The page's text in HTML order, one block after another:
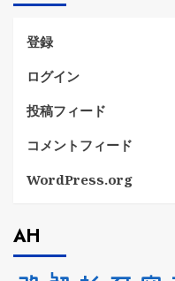
ー
登録
ログイン
投稿フィード
コメントフィード
WordPress.org
AH